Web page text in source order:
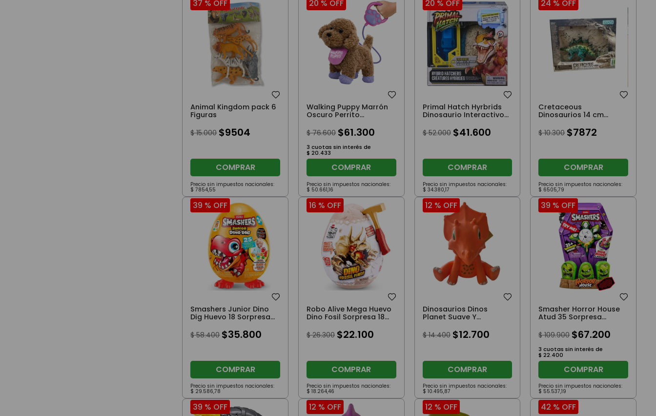
37 % OFF
Animal Kingdom pack 6
Figuras
$ 15.000 $9504
COMPRAR
Precio sin impuestos nacionales:
$ 7854,55
20 % OFF
Walking Puppy Marrón
Oscuro Perrito
$ 76.600 $61.300
3 cuotas sin interés de
$ 20.433
COMPRAR
Precio sin impuestos nacionales:
$ 50.661,16
20 % OFF
Primal Hatch Hyrbrids
Dinosaurio Interactivo
$ 52.000 $41.600
COMPRAR
Precio sin impuestos nacionales:
$ 34.380,17
24 % OFF
Cretaceous
Dinosaurios 14 cm
$ 10.300 $7872
COMPRAR
Precio sin impuestos nacionales:
$ 6505,79
39 % OFF
Smashers Junior Dino
Dig Huevo 18 Sorpresas
$ 58.400 $35.800
COMPRAR
Precio sin impuestos nacionales:
$ 29.586,78
16 % OFF
Robo Alive Mega Huevo
Dino Fosil Sorpresa 18
$ 26.300 $22.100
COMPRAR
Precio sin impuestos nacionales:
$ 18.264,46
12 % OFF
Dinosaurios Dinos
Planet Suave Y
$ 14.400 $12.700
COMPRAR
Precio sin impuestos nacionales:
$ 10.495,87
39 % OFF
Smasher Horror House
Atud 35 Sorpresa
$ 109.900 $67.200
3 cuotas sin interés de
$ 22.400
COMPRAR
Precio sin impuestos nacionales:
$ 55.537,19
39 % OFF 12 % OFF 12 % OFF 42 % OFF